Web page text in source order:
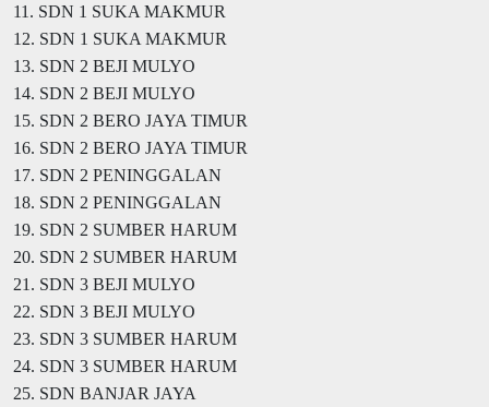
11. SDN 1 SUKA MAKMUR
12. SDN 1 SUKA MAKMUR
13. SDN 2 BEJI MULYO
14. SDN 2 BEJI MULYO
15. SDN 2 BERO JAYA TIMUR
16. SDN 2 BERO JAYA TIMUR
17. SDN 2 PENINGGALAN
18. SDN 2 PENINGGALAN
19. SDN 2 SUMBER HARUM
20. SDN 2 SUMBER HARUM
21. SDN 3 BEJI MULYO
22. SDN 3 BEJI MULYO
23. SDN 3 SUMBER HARUM
24. SDN 3 SUMBER HARUM
25. SDN BANJAR JAYA